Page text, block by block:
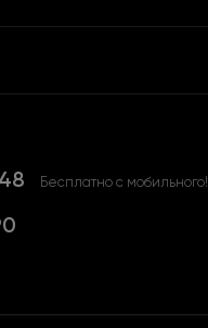
Бесплатно с мобильного!